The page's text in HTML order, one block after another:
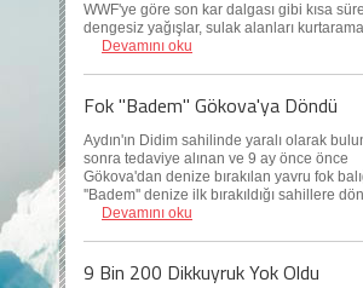
WWF'ye göre son kar dalgası gibi kısa
dengesiz yağışlar, sulak alanları
Devamını oku
Fok "Badem" Gökova'ya Döndü
Aydın'ın Didim sahilinde yaralı olarak
sonra tedaviye alınan ve 9 ay önce önce
Gökova'dan denize bırakılan yavru fok
''Badem'' denize ilk bırakıldığı sahillere
Devamını oku
9 Bin 200 Dikkuyruk Yok Oldu